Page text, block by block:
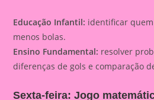
Educação Infantil: identificar
menos bolas.
Ensino Fundamental: resolver
diferenças de gols e comparação
Sexta-feira: Jogo